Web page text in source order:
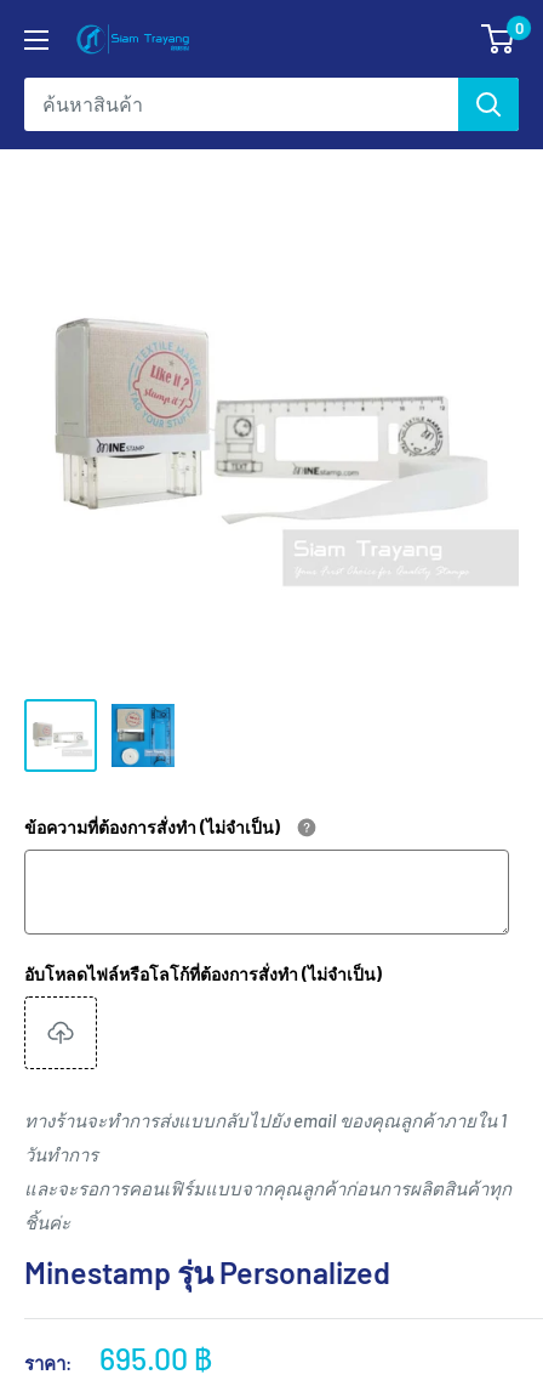
เนื้อหา
ข้อมูล
บริษัท
สยาม
0
ข้อความที่ต้องการสั่งทำ (ไม่จำเป็น)
อับโหลดไฟล์หรือโลโก้ที่ต้องการสั่งทำ (ไม่จำเป็น)
ทางร้านจะทำการส่งแบบกลับไปยัง email ของคุณลูกค้าภายใน 1
วันทำการ
และจะรอการคอนเฟิร์มแบบจากคุณลูกค้าก่อนการผลิตสินค้าทุก
ชิ้นค่ะ
Minestamp รุ่น Personalized
ราคา:
ราคา
695.00 ฿